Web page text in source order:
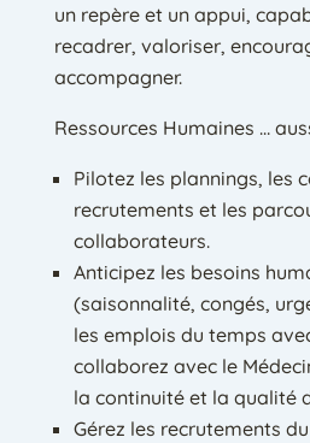
un repère et un appui,
recadrer, valoriser,
accompagner.
Ressources Humaines …
Pilotez les plannings, les
recrutements et les
collaborateurs.
Anticipez les besoins
(saisonnalité, congés,
les emplois du temps
collaborez avec le
la continuité et la qualité
Gérez les recrutements